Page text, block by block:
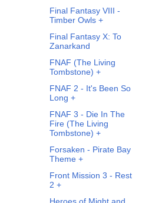
Final Fantasy VIII -
Timber Owls +
Final Fantasy X: To
Zanarkand
FNAF (The Living
Tombstone) +
FNAF 2 - It's Been So
Long +
FNAF 3 - Die In The
Fire (The Living
Tombstone) +
Forsaken - Pirate Bay
Theme +
Front Mission 3 - Rest
2 +